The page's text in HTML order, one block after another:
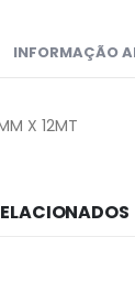
INFORMAÇÃO
X 12MT